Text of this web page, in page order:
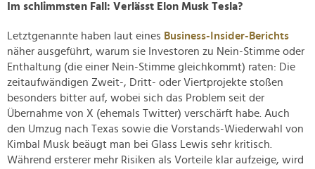
Im schlimmsten Fall: Verlässt Elon Musk Tesla?
Letztgenannte haben laut eines Business-Insider-Berichts
näher ausgeführt, warum sie Investoren zu Nein-Stimme oder
Enthaltung (die einer Nein-Stimme gleichkommt) raten: Die
zeitaufwändigen Zweit-, Dritt- oder Viertprojekte stoßen
besonders bitter auf, wobei sich das Problem seit der
Übernahme von X (ehemals Twitter) verschärft habe. Auch
den Umzug nach Texas sowie die Vorstands-Wiederwahl von
Kimbal Musk beäugt man bei Glass Lewis sehr kritisch.
Während ersterer mehr Risiken als Vorteile klar aufzeige, wird